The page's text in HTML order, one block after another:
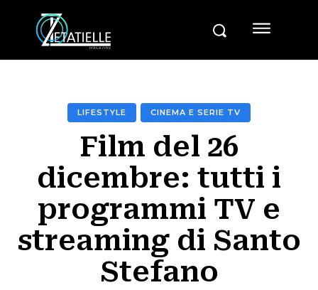
LIFESTYLE CINEMA E SERIE TV
Film del 26
dicembre: tutti i
programmi TV e
streaming di Santo
Stefano